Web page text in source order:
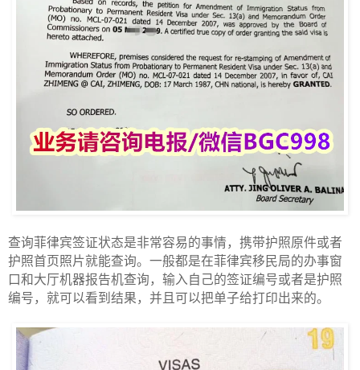
查询菲律宾签证状态是非常容易的事情，携带护照原件或者
护照首页照片就能查询。一般都是在菲律宾移民局的办事窗
口和大厅机器报告机查询，输入自己的签证编号或者是护照
编号，就可以看到结果，并且可以把单子给打印出来的。